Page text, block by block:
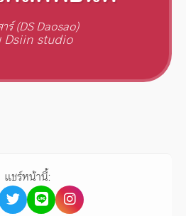
าร์ (DS Daosao)
Dsiin studio
แชร์หน้านี้: